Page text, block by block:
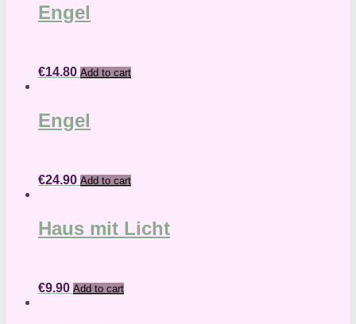
Engel
€14.80 Add to cart
Engel
€24.90 Add to cart
Haus mit Licht
€9.90 Add to cart